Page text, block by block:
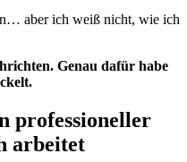
aber ich weiß nicht, wie ich
Genau dafür habe
professioneller
arbeitet